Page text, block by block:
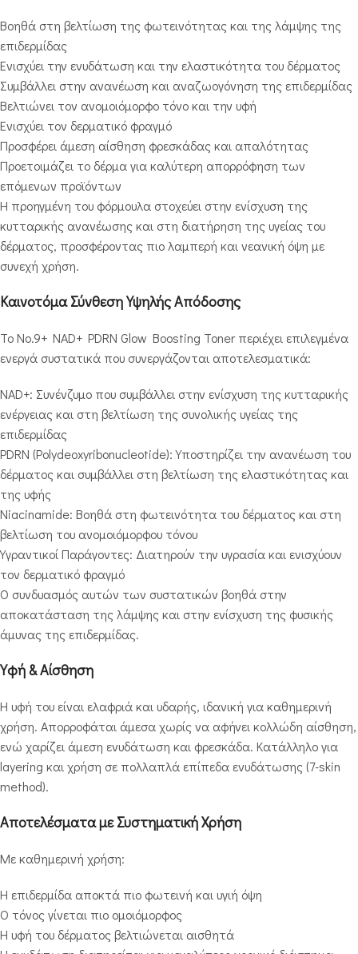
Βοηθά στη βελτίωση της φωτεινότητας και της λάμψης της
επιδερμίδας
Ενισχύει την ενυδάτωση και την ελαστικότητα του δέρματος
Συμβάλλει στην ανανέωση και αναζωογόνηση της επιδερμίδας
Βελτιώνει τον ανομοιόμορφο τόνο και την υφή
Ενισχύει τον δερματικό φραγμό
Προσφέρει άμεση αίσθηση φρεσκάδας και απαλότητας
Προετοιμάζει το δέρμα για καλύτερη απορρόφηση των
επόμενων προϊόντων
Η προηγμένη του φόρμουλα στοχεύει στην ενίσχυση της
κυτταρικής ανανέωσης και στη διατήρηση της υγείας του
δέρματος, προσφέροντας πιο λαμπερή και νεανική όψη με
συνεχή χρήση.
Καινοτόμα Σύνθεση Υψηλής Απόδοσης
Το No.9+ NAD+ PDRN Glow Boosting Toner περιέχει επιλεγμένα
ενεργά συστατικά που συνεργάζονται αποτελεσματικά:
NAD+: Συνένζυμο που συμβάλλει στην ενίσχυση της κυτταρικής
ενέργειας και στη βελτίωση της συνολικής υγείας της
επιδερμίδας
PDRN (Polydeoxyribonucleotide): Υποστηρίζει την ανανέωση του
δέρματος και συμβάλλει στη βελτίωση της ελαστικότητας και
της υφής
Niacinamide: Βοηθά στη φωτεινότητα του δέρματος και στη
βελτίωση του ανομοιόμορφου τόνου
Υγραντικοί Παράγοντες: Διατηρούν την υγρασία και ενισχύουν
τον δερματικό φραγμό
Ο συνδυασμός αυτών των συστατικών βοηθά στην
αποκατάσταση της λάμψης και στην ενίσχυση της φυσικής
άμυνας της επιδερμίδας.
Υφή & Αίσθηση
Η υφή του είναι ελαφριά και υδαρής, ιδανική για καθημερινή
χρήση. Απορροφάται άμεσα χωρίς να αφήνει κολλώδη αίσθηση,
ενώ χαρίζει άμεση ενυδάτωση και φρεσκάδα. Κατάλληλο για
layering και χρήση σε πολλαπλά επίπεδα ενυδάτωσης (7-skin
method).
Αποτελέσματα με Συστηματική Χρήση
Με καθημερινή χρήση:
Η επιδερμίδα αποκτά πιο φωτεινή και υγιή όψη
Ο τόνος γίνεται πιο ομοιόμορφος
Η υφή του δέρματος βελτιώνεται αισθητά